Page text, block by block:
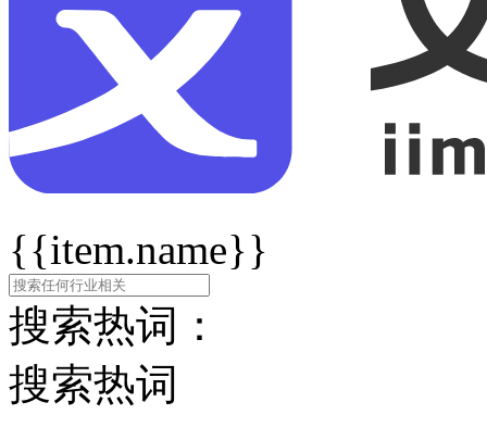
{{item.name}}
搜索热词：
搜索热词